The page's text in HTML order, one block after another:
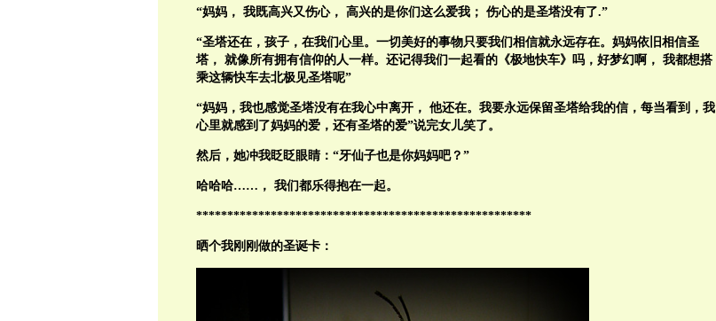
“妈妈， 我既高兴又伤心， 高兴的是你们这么爱我； 伤心的是圣塔没有了.”
“圣塔还在，孩子，在我们心里。一切美好的事物只要我们相信就永远存在。妈妈依旧相信圣
塔， 就像所有拥有信仰的人一样。还记得我们一起看的《极地快车》吗，好梦幻啊， 我都想搭
乘这辆快车去北极见圣塔呢”
“妈妈，我也感觉圣塔没有在我心中离开， 他还在。我要永远保留圣塔给我的信，每当看到，我
心里就感到了妈妈的爱，还有圣塔的爱”说完女儿笑了。
然后，她冲我眨眨眼睛：“牙仙子也是你妈妈吧？”
哈哈哈…… ， 我们都乐得抱在一起。
******************************************************
晒个我刚刚做的圣诞卡：